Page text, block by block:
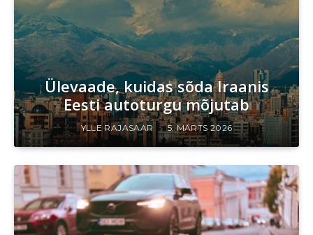
Ülevaade, kuidas sõda Iraanis
Eesti autoturgu mõjutab
YLLE RAJASAAR 5. MÄRTS 2026